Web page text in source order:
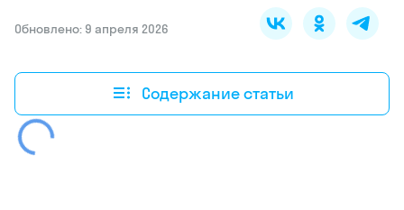
Обновлено: 9 апреля 2026
Содержание статьи